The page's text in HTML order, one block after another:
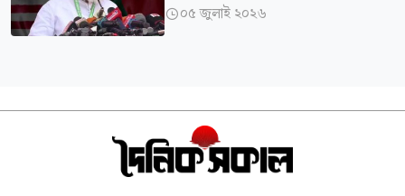
০৫ জুলাই ২০২৬